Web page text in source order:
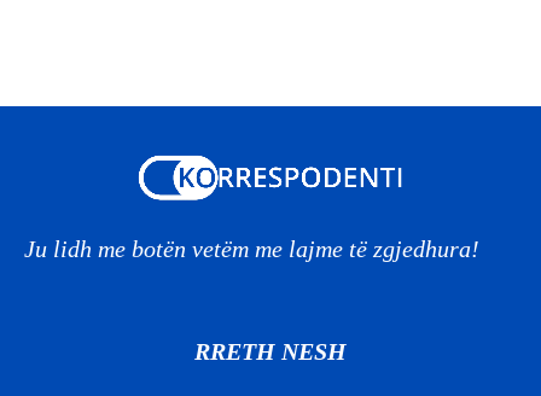
Ju lidh me botën vetëm me lajme të zgjedhura!
RRETH NESH